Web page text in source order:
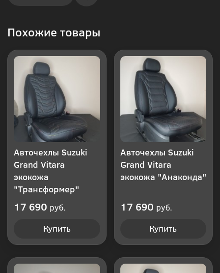
Похожие товары
Авточехлы Suzuki
Grand Vitara
экокожа
"Трансформер"
17 690 руб.
Купить
Авточехлы Suzuki
Grand Vitara
экокожа "Анаконда"
17 690 руб.
Купить